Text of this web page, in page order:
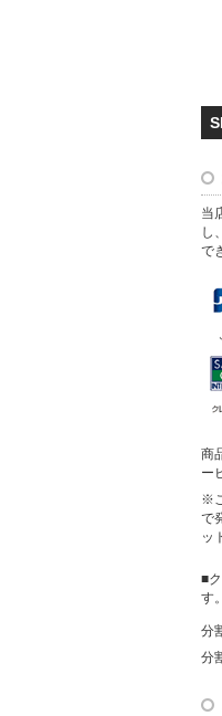
当
し
で
商
ー
※
で
ッ
■
す。
分
分